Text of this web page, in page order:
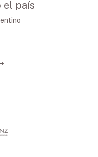
el país